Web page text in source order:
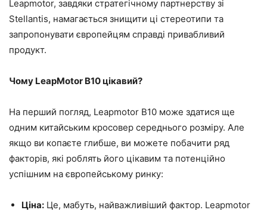
Leapmotor, завдяки стратегічному партнерству зі
Stellantis, намагається знищити ці стереотипи та
запропонувати європейцям справді привабливий
продукт.
Чому LeapMotor B10 цікавий?
На перший погляд, Leapmotor B10 може здатися ще
одним китайським кросовер середнього розміру. Але
якщо ви копаєте глибше, ви можете побачити ряд
факторів, які роблять його цікавим та потенційно
успішним на європейському ринку:
Ціна: Це, мабуть, найважливіший фактор. Leapmotor